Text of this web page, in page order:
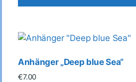
Anhänger „Deep blue Sea“
€7.00